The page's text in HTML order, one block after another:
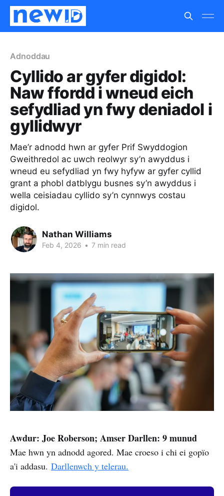
Adnoddau
Cyllido ar gyfer digidol:
Naw ffordd i wneud eich
sefydliad yn fwy deniadol i
gyllidwyr
Mae’r adnodd hwn ar gyfer Prif Swyddogion
Gweithredol ac uwch reolwyr sy’n awyddus i
wneud eu sefydliad yn fwy hyfyw ar gyfer cyllid
grant a phobl datblygu busnes sy’n awyddus i
wella ceisiadau cyllido sy’n cynnwys costau
digidol.
Nathan Williams
Feb 4, 2026 • 7 min read
Awdur: Joe Roberson; Amser Darllen: 9 munud
Mae hwn yn adnodd agored. Mae croeso i chi ei gopïo
a'i addasu. Darllenwch y telerau.